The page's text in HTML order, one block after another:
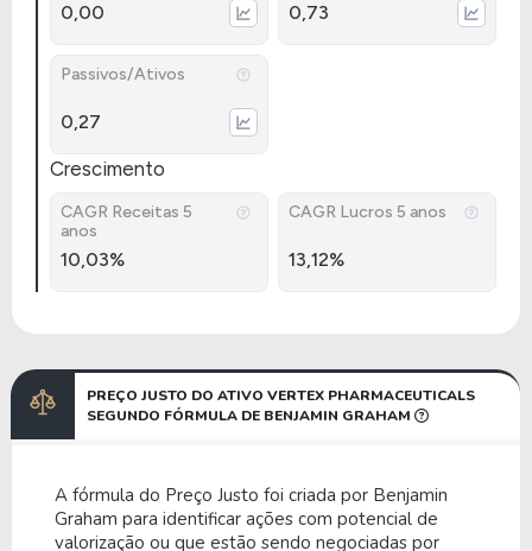
0,00 0,73
Passivos/Ativos
0,27
Crescimento
CAGR Receitas 5
anos
10,03%
CAGR Lucros 5 anos
13,12%
PREÇO JUSTO DO ATIVO VERTEX PHARMACEUTICALS
SEGUNDO FÓRMULA DE BENJAMIN GRAHAM
A fórmula do Preço Justo foi criada por Benjamin
Graham para identificar ações com potencial de
valorização ou que estão sendo negociadas por